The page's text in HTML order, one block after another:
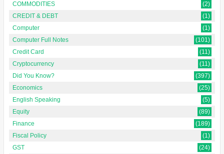
COMMODITIES
(2)
CREDIT & DEBT
(1)
Computer
(1)
Computer Full Notes
(101)
Credit Card
(11)
Cryptocurrency
(11)
Did You Know?
(397)
Economics
(25)
English Speaking
(5)
Equity
(89)
Finance
(189)
Fiscal Policy
(1)
GST
(24)